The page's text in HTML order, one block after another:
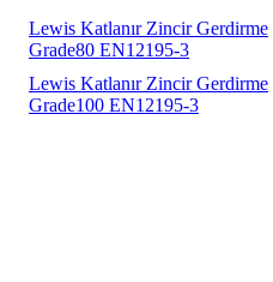
Lewis Katlanır Zincir Gerdirme
Grade80 EN12195-3
Lewis Katlanır Zincir Gerdirme
Grade100 EN12195-3